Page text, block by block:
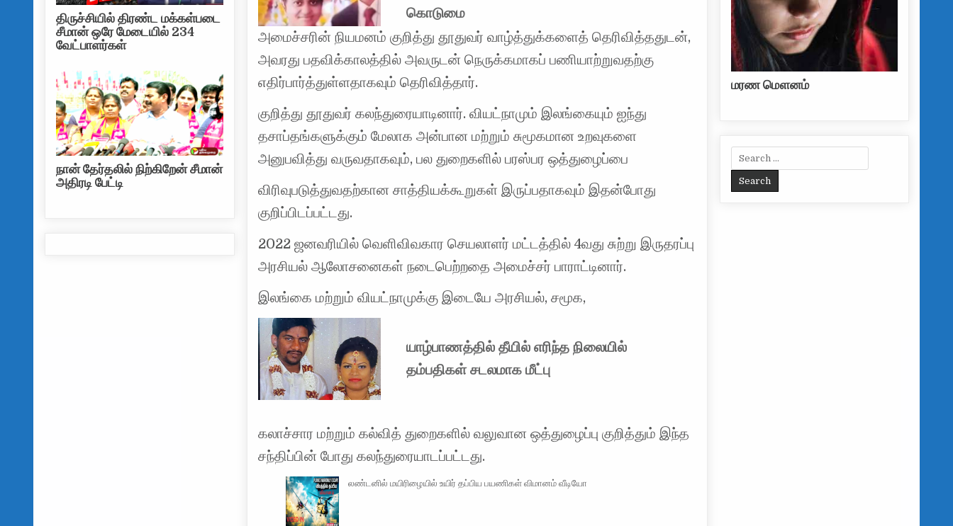
கொடுமை
அமைச்சரின் நியமனம் குறித்து தூதுவர் வாழ்த்துக்களைத் தெரிவித்ததுடன்,
அவரது பதவிக்காலத்தில் அவருடன் நெருக்கமாகப் பணியாற்றுவதற்கு
எதிர்பார்த்துள்ளதாகவும் தெரிவித்தார்.
குறித்து தூதுவர் கலந்துரையாடினார். வியட்நாமும் இலங்கையும் ஐந்து
தசாப்தங்களுக்கும் மேலாக அன்பான மற்றும் சுமூகமான உறவுகளை
அனுபவித்து வருவதாகவும், பல துறைகளில் பரஸ்பர ஒத்துழைப்பை
விரிவுபடுத்துவதற்கான சாத்தியக்கூறுகள் இருப்பதாகவும் இதன்போது
குறிப்பிடப்பட்டது.
2022 ஜனவரியில் வெளிவிவகார செயலாளர் மட்டத்தில் 4வது சுற்று இருதரப்பு
அரசியல் ஆலோசனைகள் நடைபெற்றதை அமைச்சர் பாராட்டினார்.
இலங்கை மற்றும் வியட்நாமுக்கு இடையே அரசியல், சமூக,
யாழ்பாணத்தில் தீயில் எரிந்த நிலையில்
தம்பதிகள் சடலமாக மீட்பு
கலாச்சார மற்றும் கல்வித் துறைகளில் வலுவான ஒத்துழைப்பு குறித்தும் இந்த
சந்திப்பின் போது கலந்துரையாடப்பட்டது.
லண்டனில் மயிரிழையில் உயிர் தப்பிய பயணிகள் விமானம் வீடியோ
திருச்சியில் திரண்ட மக்கள்படை
சீமான் ஒரே மேடையில் 234
வேட்பாளர்கள்
நான் தேர்தலில் நிற்கிறேன் சீமான்
அதிரடி பேட்டி
மரண மௌனம்
Search for: